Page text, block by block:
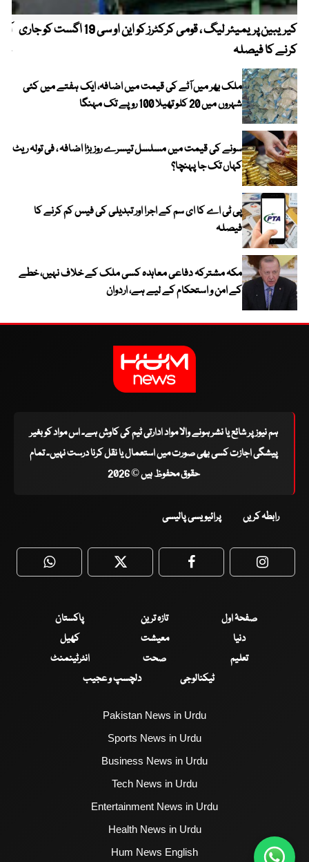
کیریبین پریمیئر لیگ ، قومی کرکٹرز کو این او سی 19 اگست کو جاری
کرنے کا فیصلہ
ملک بھر میں آٹے کی قیمت میں اضافہ، ایک ہفتے میں کئی
شہروں میں 20 کلو تھیلا 100 روپے تک مہنگا
سونے کی قیمت میں مسلسل تیسرے روز بڑا اضافہ ، فی تولہ ریٹ
کہاں تک جا پہنچا؟
پی ٹی اے کا ای سم کے اجرا اور تبدیلی کی فیس کم کرنے کا
فیصلہ
مکہ مشترکہ دفاعی معاہدہ کسی ملک کے خلاف نہیں، خطے
کے امن و استحکام کے لیے ہے، اردوان
ہم نیوز پر شائع یا نشر ہونے والا مواد ادارتی ٹیم کی کاوش ہے۔ اس مواد کو بغیر
پیشگی اجازت کسی بھی صورت میں استعمال یا نقل کرنا درست نہیں۔ تمام
حقوق محفوظ ہیں © 2026
رابطہ کریں پرائیویسی پالیسی
WhatsApp Twitter Facebook
صفحۂ اول تازہ ترین
پاکستان
دنیا
معیشت
کھیل
تعلیم
صحت
انٹرٹینمنٹ
ٹیکنالوجی
دلچسپ و عجیب
Pakistan News in Urdu
Sports News in Urdu
Business News in Urdu
Tech News in Urdu
Entertainment News in Urdu
Health News in Urdu
Hum News English